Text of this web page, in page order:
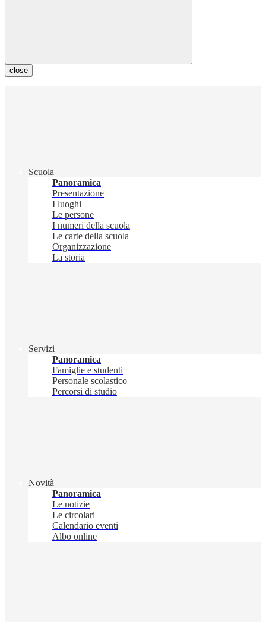
close
Scuola
Panoramica
Presentazione
I luoghi
Le persone
I numeri della scuola
Le carte della scuola
Organizzazione
La storia
Servizi
Panoramica
Famiglie e studenti
Personale scolastico
Percorsi di studio
Novità
Panoramica
Le notizie
Le circolari
Calendario eventi
Albo online